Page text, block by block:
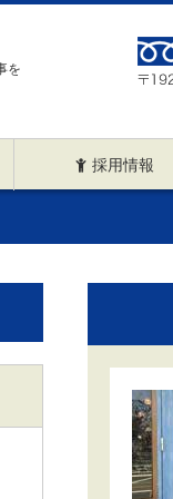
を
採用情報